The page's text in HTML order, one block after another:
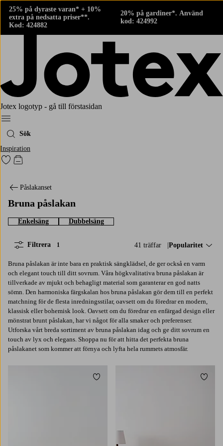
25% på dyraste varan* + 10%
extra på nedsatta priser**.
Kod: 424882
20% på gardiner*. Använd
kod: 424992
Jotex logotyp - gå till förstasidan
Meny
Sök
Inspiration
Gå till favoritmarkerade produkter
Gå till kundvagnen
Påslakanset
Bruna påslakan
Enkelsäng Dubbelsäng
41 träffar Sortera på:
Popularitet
Filtrera 1
Bruna påslakan är inte bara en praktisk sängklädsel, de ger också en varm
och elegant touch till ditt sovrum. Våra högkvalitativa bruna påslakan är
tillverkade av mjukt och behagligt material som garanterar en god natts
sömn. Den harmoniska färgskalan hos bruna påslakan gör dem till en perfekt
matchning för de flesta inredningsstilar, oavsett om du föredrar en modern,
klassisk eller bohemisk look. Oavsett om du föredrar en enfärgad design eller
mönstrat brunt påslakan, har vi något för alla smaker och preferenser.
Utforska vårt breda sortiment av bruna påslakan idag och ge ditt sovrum en
touch av lyx och elegans. Shoppa nu för att hitta det perfekta bruna
påslakanet som kommer att förnya och lyfta hela rummets atmosfär.
Lägg till i favoriter Lägg